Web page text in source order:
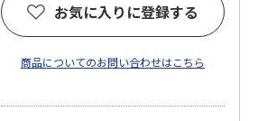
お気に入りに登録する
商品についてのお問い合わせはこちら